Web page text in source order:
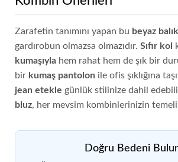
Zarafetin tanımını yapan bu beyaz
gardırobun olmazsa olmazıdır. Sıfır kol
kumaşıyla hem rahat hem de şık bir
bir kumaş pantolon ile ofis şıklığına
jean etekle günlük stilinize dahil
bluz, her mevsim kombinlerinizin
Doğru Bedeni